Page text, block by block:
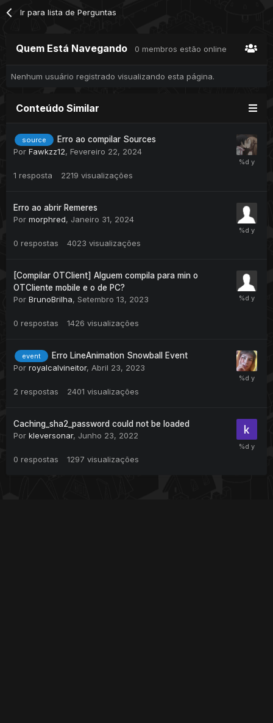
Ir para lista de Perguntas
Quem Está Navegando 0 membros estão online
Nenhum usuário registrado visualizando esta página.
Conteúdo Similar
source
Erro ao compilar Sources
Por Fawkzz12, Fevereiro 22, 2024
1 resposta 2219 visualizações
Erro ao abrir Remeres
Por morphred, Janeiro 31, 2024
0 respostas 4023 visualizações
[Compilar OTClient] Alguem compila para min o
OTCliente mobile e o de PC?
Por BrunoBrilha, Setembro 13, 2023
0 respostas 1426 visualizações
event
Erro LineAnimation Snowball Event
Por royalcalvineitor, Abril 23, 2023
2 respostas 2401 visualizações
Caching_sha2_password could not be loaded
Por kleversonar, Junho 23, 2022
0 respostas 1297 visualizações